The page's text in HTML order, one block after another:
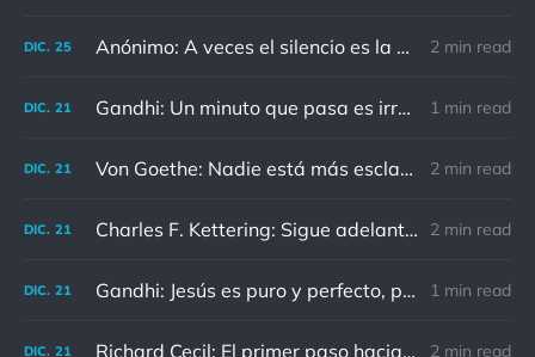
DIC. 25 Anónimo: A veces el silencio es la mejor respuesta 2 min read
DIC. 21 Gandhi: Un minuto que pasa es irrecuperable. Conociendo esto, ¿cómo podemos malgastar tantas horas? 1 min read
DIC. 21 Von Goethe: Nadie está más esclavizado que aquellos que falsamente creen que son libres. 2 min read
DIC. 21 Charles F. Kettering: Sigue adelante, y es probable que tropieces con algo, tal vez cuando menos lo esperes. Nunca he escuchado hablar de alguien algu 2 min read
DIC. 21 Gandhi: Jesús es puro y perfecto, pero vosotros los cristianos no sois como él. 1 min read
DIC. 21 Richard Cecil: El primer paso hacia el conocimiento es saber que somos ignorantes. 2 min read